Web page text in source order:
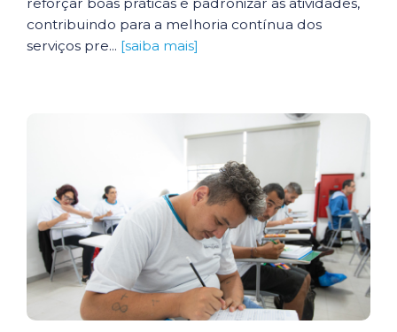
contribuindo para a melhoria contínua dos
serviços pre... [saiba mais]